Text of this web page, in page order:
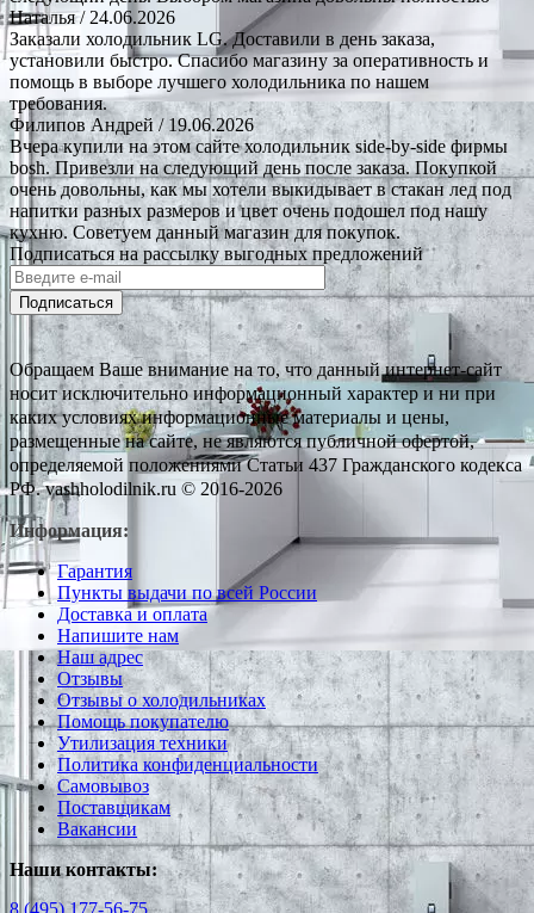
Наталья/ 24.06.2026
Заказали холодильник LG. Доставили в день заказа,
установили быстро. Спасибо магазину за оперативность и
помощь в выборе лучшего холодильника по нашем
требования.
Филипов Андрей/ 19.06.2026
Вчера купили на этом сайте холодильник side-by-side фирмы
bosh. Привезли на следующий день после заказа. Покупкой
очень довольны, как мы хотели выкидывает в стакан лед под
напитки разных размеров и цвет очень подошел под нашу
кухню. Советуем данный магазин для покупок.
Подписаться на рассылку выгодных предложений
Подписаться
Обращаем Ваше внимание на то, что данный интернет-сайт
носит исключительно информационный характер и ни при
каких условиях информационные материалы и цены,
размещенные на сайте, не являются публичной офертой,
определяемой положениями Статьи 437 Гражданского кодекса
РФ. vashholodilnik.ru © 2016-2026
Информация:
Гарантия
Пункты выдачи по всей России
Доставка и оплата
Напишите нам
Наш адрес
Отзывы
Отзывы о холодильниках
Помощь покупателю
Утилизация техники
Политика конфиденциальности
Самовывоз
Поставщикам
Вакансии
Наши контакты:
8 (495) 177-56-75